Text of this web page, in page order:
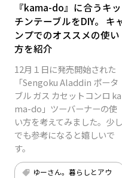
『kama-do』に合うキッ
チンテーブルをDIY。 キ
ンプでのオススメの使い
方を紹介
12月１日に発売開始された
「Sengoku Aladdin ポータ
ブル ガス カセットコンロ ka
ma-do」ツーバーナーの使
い方を考えてみました。少し
でも参考になると嬉しいで
す。
ゆーさん。暮らしとアウ